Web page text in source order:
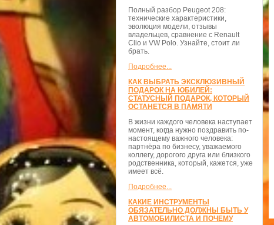
Полный разбор Peugeot 208:
технические характеристики,
эволюция модели, отзывы
владельцев, сравнение с Renault
Clio и VW Polo. Узнайте, стоит ли
брать.
Подробнее...
КАК ВЫБРАТЬ ЭКСКЛЮЗИВНЫЙ
ПОДАРОК НА ЮБИЛЕЙ:
СТАТУСНЫЙ ПОДАРОК, КОТОРЫЙ
ОСТАНЕТСЯ В ПАМЯТИ
В жизни каждого человека наступает
момент, когда нужно поздравить по-
настоящему важного человека:
партнёра по бизнесу, уважаемого
коллегу, дорогого друга или близкого
родственника, который, кажется, уже
имеет всё.
Подробнее...
КАКИЕ ИНСТРУМЕНТЫ
ОБЯЗАТЕЛЬНО ДОЛЖНЫ БЫТЬ У
АВТОМОБИЛИСТА И ПОЧЕМУ